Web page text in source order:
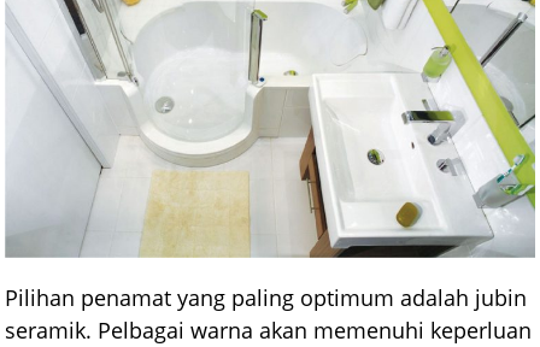
Pilihan penamat yang paling optimum adalah jubin
seramik. Pelbagai warna akan memenuhi keperluan